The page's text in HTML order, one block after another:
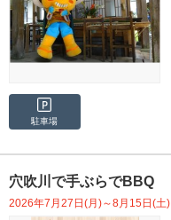
駐車場
穴吹川で手ぶらでBBQ
2026年7月27日(月)～8月15日(土)